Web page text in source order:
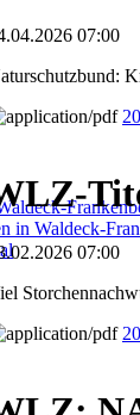
in Waldeck-
07:00
07:00